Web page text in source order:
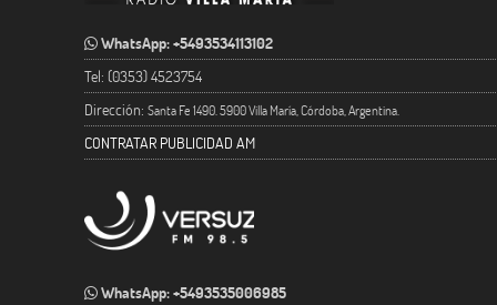
WhatsApp: +5493534113102
Tel: (0353) 4523754
Dirección: Santa Fe 1490. 5900 Villa María, Córdoba, Argentina.
CONTRATAR PUBLICIDAD AM
WhatsApp: +5493535006985